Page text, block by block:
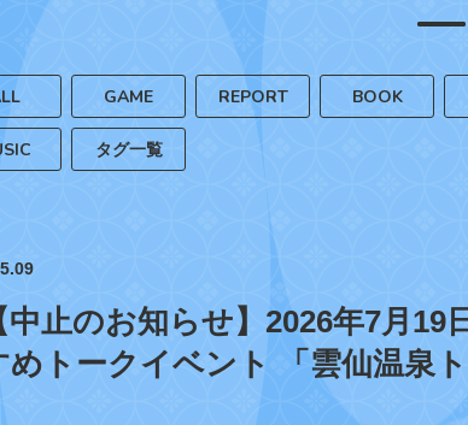
GAME REPORT BOOK
タグ一覧
中止のお知らせ】2026年7月
めトークイベント 「雲仙温泉